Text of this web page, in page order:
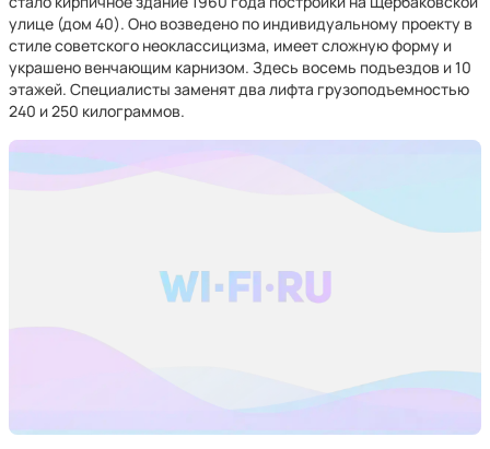
улице (дом 40). Оно возведено по индивидуальному проекту в
стиле советского неоклассицизма, имеет сложную форму и
украшено венчающим карнизом. Здесь восемь подъездов и 10
этажей. Специалисты заменят два лифта грузоподъемностью
240 и 250 килограммов.